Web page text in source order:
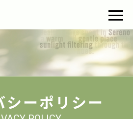
シーポリシー